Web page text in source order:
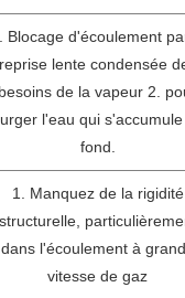
Blocage d'écoulement
reprise lente condensée
besoins de la vapeur 2.
l'eau qui s'accumule
fond.
1. Manquez de la rigidité
structurelle,
dans l'écoulement à
vitesse de gaz